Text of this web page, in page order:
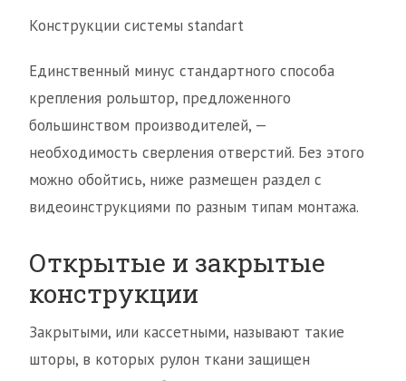
Конструкции системы standart
Единственный минус стандартного способа
крепления рольштор, предложенного
большинством производителей, —
необходимость сверления отверстий. Без этого
можно обойтись, ниже размещен раздел с
видеоинструкциями по разным типам монтажа.
Открытые и закрытые
конструкции
Закрытыми, или кассетными, называют такие
шторы, в которых рулон ткани защищен